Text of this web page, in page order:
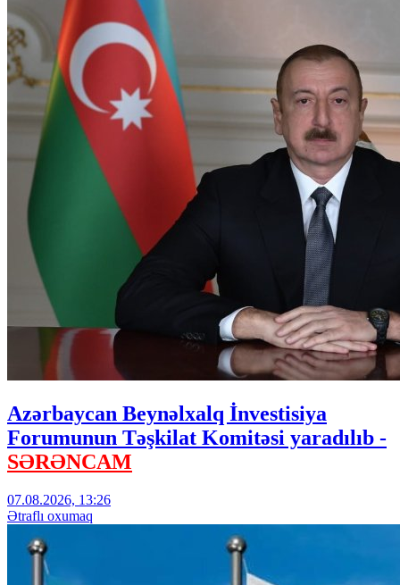
Azərbaycan Beynəlxalq İnvestisiya
Forumunun Təşkilat Komitəsi yaradılıb -
SƏRƏNCAM
07.08.2026, 13:26
Ətraflı oxumaq